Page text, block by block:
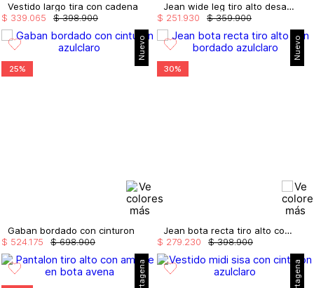
Vestido largo tira con cadena
$ 398.900
$ 339.065
Jean wide leg tiro alto desagujado
$ 359.900
$ 251.930
Nuevo
25%
Gaban bordado con cinturon
$ 698.900
$ 524175
Nuevo
30%
Jean bota recta tiro alto con bordado
$ 398.900
$ 279 230